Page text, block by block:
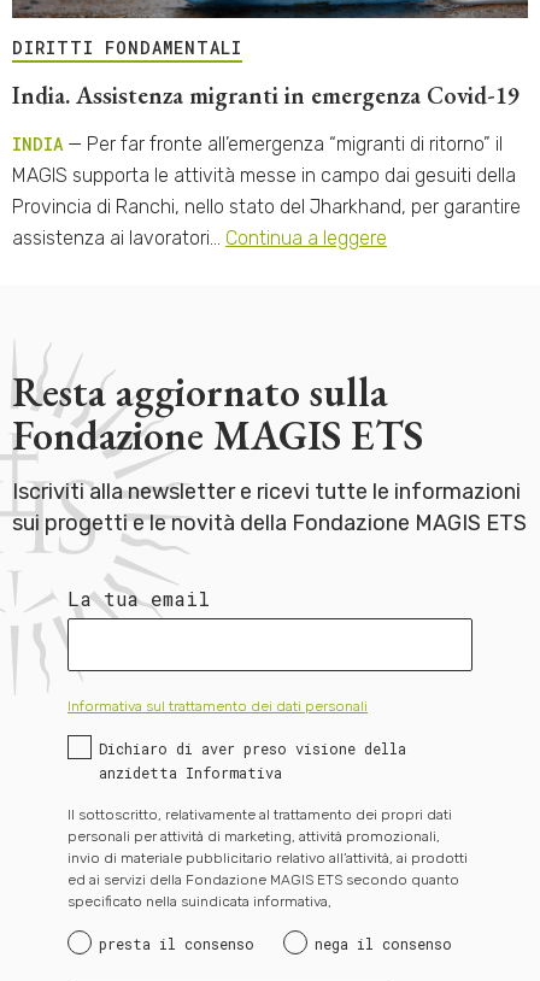
DIRITTI FONDAMENTALI
India. Assistenza migranti in emergenza Covid-19
INDIA — Per far fronte all’emergenza “migranti di ritorno” il
MAGIS supporta le attività messe in campo dai gesuiti della
Provincia di Ranchi, nello stato del Jharkhand, per garantire
assistenza ai lavoratori… Continua a leggere
Resta aggiornato sulla
Fondazione MAGIS ETS
Iscriviti alla newsletter e ricevi tutte le informazioni
sui progetti e le novità della Fondazione MAGIS ETS
La tua email
Informativa sul trattamento dei dati personali
Dichiaro di aver preso visione della
anzidetta Informativa
Il sottoscritto, relativamente al trattamento dei propri dati
personali per attività di marketing, attività promozionali,
invio di materiale pubblicitario relativo all’attività, ai prodotti
ed ai servizi della Fondazione MAGIS ETS secondo quanto
specificato nella suindicata informativa,
presta il consenso nega il consenso